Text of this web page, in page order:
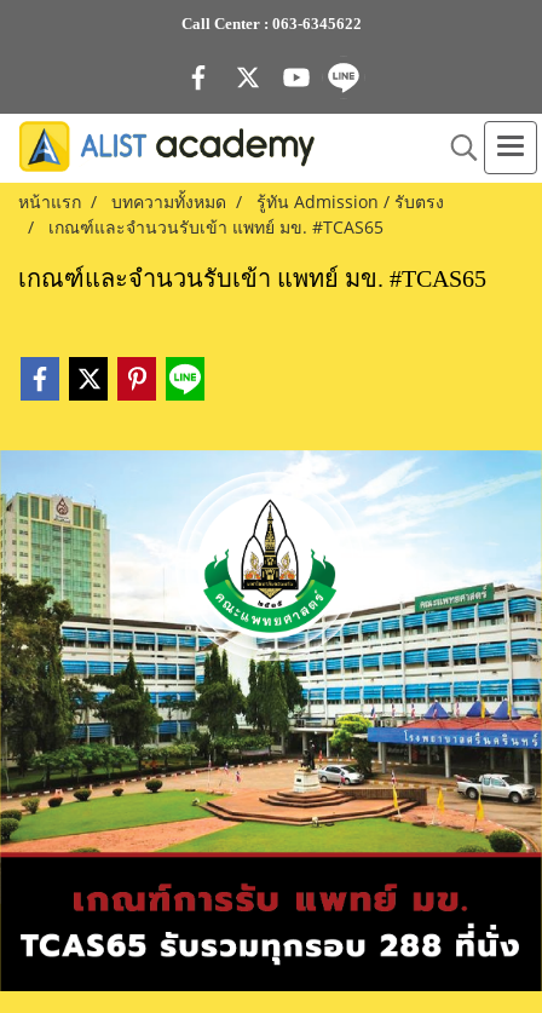
Call Center : 063-6345622
หน้าแรก บทความทั้งหมด
รู้ทัน Admission / รับตรง
เกณฑ์และจำนวนรับเข้า แพทย์ มข. #TCAS65
เกณฑ์และจำนวนรับเข้า แพทย์ มข. #TCAS65